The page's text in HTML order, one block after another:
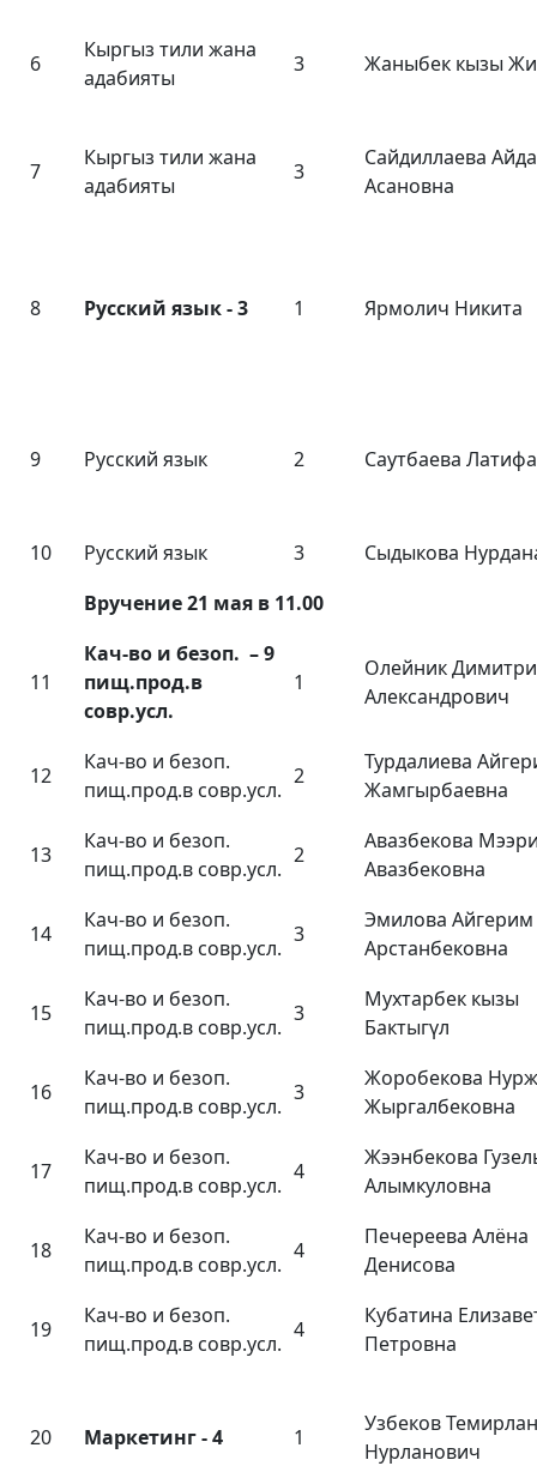
6
Кыргыз тили жана
адабияты
3 Жаныбек кызы
7
Кыргыз тили жана
адабияты
3
Сайдиллаева
Асановна
8 Русский язык - 3 1 Ярмолич Никита
9 Русский язык 2 Саутбаева Латифа
10 Русский язык 3
Сыдыкова
Вручение 21 мая в 11.00
11
Кач-во и безоп. – 9
пищ.прод.в
совр.усл.
1
Олейник
Александрович
12
Кач-во и безоп.
пищ.прод.в совр.усл.
2
Турдалиева
Жамгырбаевна
13
Кач-во и безоп.
пищ.прод.в совр.усл.
2
Авазбекова
Авазбековна
14
Кач-во и безоп.
пищ.прод.в совр.усл.
3
Эмилова Айгерим
Арстанбековна
15
Кач-во и безоп.
пищ.прод.в совр.усл.
3
Мухтарбек кызы
Бактыгүл
16
Кач-во и безоп.
пищ.прод.в совр.усл.
3
Жоробекова
Жыргалбековна
17
Кач-во и безоп.
пищ.прод.в совр.усл.
4
Жээнбекова
Алымкуловна
18
Кач-во и безоп.
пищ.прод.в совр.усл.
4
Печереева Алёна
Денисова
19
Кач-во и безоп.
пищ.прод.в совр.усл.
4
Кубатина
Петровна
20 Маркетинг- 4 1
Узбеков Темирлан
Нурланович